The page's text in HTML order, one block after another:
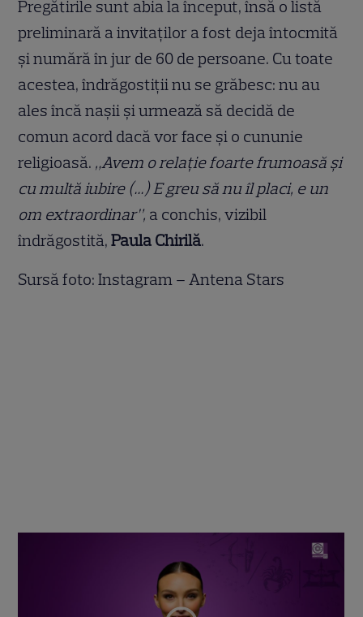
Pregătirile sunt abia la început, însă o listă
preliminară a invitaților a fost deja întocmită
și numără în jur de 60 de persoane. Cu toate
acestea, îndrăgostiții nu se grăbesc: nu au
ales încă nașii și urmează să decidă de
comun acord dacă vor face și o cununie
religioasă. „Avem o relație foarte frumoasă și
cu multă iubire (…) E greu să nu îl placi, e un
om extraordinar”, a conchis, vizibil
îndrăgostită,Paula Chirilă.
Sursă foto: Instagram – Antena Stars